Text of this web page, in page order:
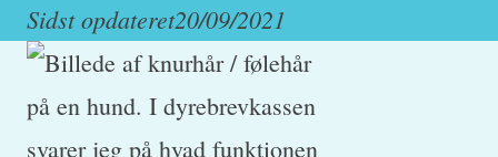
Sidst opdateret20/09/2021